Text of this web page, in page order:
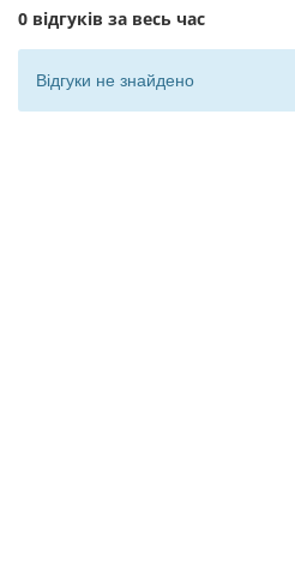
0 відгуків за весь час
Відгуки не знайдено